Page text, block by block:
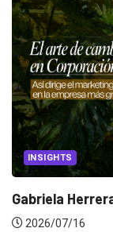
INSIGHTS
Gabriela
2026/07/16